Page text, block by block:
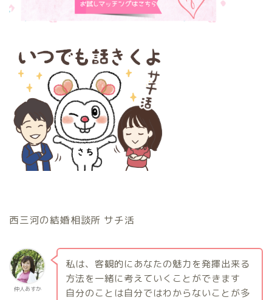
西三河の結婚相談所 サチ活
仲人あすか
私は、客観的にあなたの魅力を発揮出来る
方法を一緒に考えていくことができます
自分のことは自分ではわからないことが多